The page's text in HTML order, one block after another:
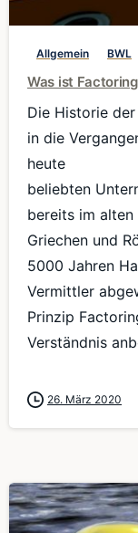
Allgemein BWL
Was ist
Die Historie
in die
heute
beliebten
bereits im
Griechen und
5000 Jahren
Vermittler
Prinzip
Verständnis
26. März 2020